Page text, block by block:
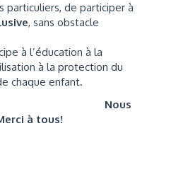
particuliers, de participer à
, sans obstacle
à l’éducation à la
à la protection du
chaque enfant.
à tous!